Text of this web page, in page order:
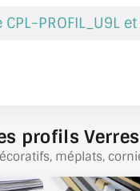
PROFIL_U9L
profils
méplats,